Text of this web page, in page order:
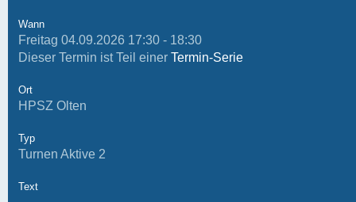
Wann
Freitag 04.09.2026 17:30 - 18:30
Dieser Termin ist Teil einer Termin-Serie
Ort
HPSZ Olten
Typ
Turnen Aktive 2
Text